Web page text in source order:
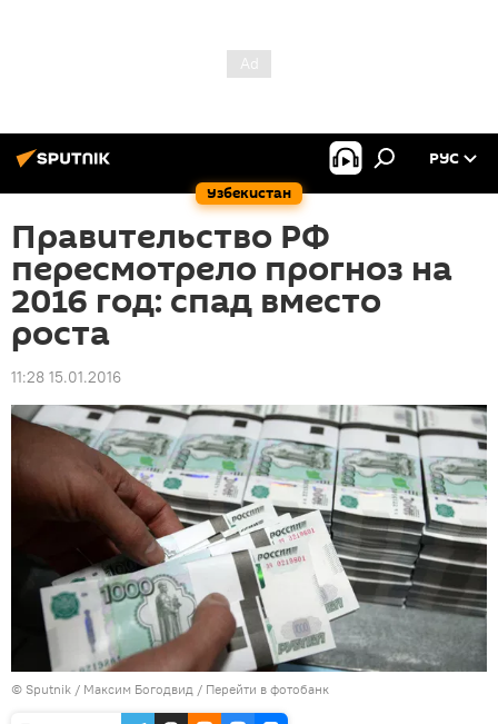
Узбекистан
РУС
Правительство РФ
пересмотрело прогноз на
2016 год: спад вместо
роста
11:28 15.01.2016
© Sputnik / Максим Богодвид / Перейти в фотобанк